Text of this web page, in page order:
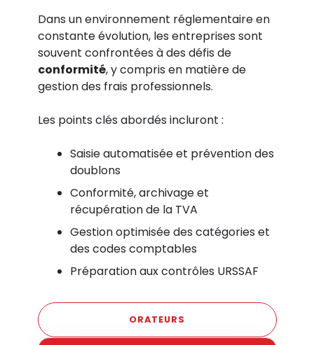
Dans un environnement réglementaire en
constante évolution, les entreprises sont
souvent confrontées à des défis de
conformité, y compris en matière de
gestion des frais professionnels.
Les points clés abordés incluront :
Saisie automatisée et prévention des
doublons
Conformité, archivage et
récupération de la TVA
Gestion optimisée des catégories et
des codes comptables
Préparation aux contrôles URSSAF
ORATEURS